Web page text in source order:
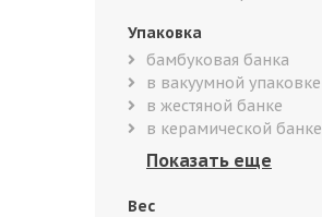
Упаковка
бамбуковая банка
в вакуумной упаковке
в жестяной банке
в керамической банке
Вес